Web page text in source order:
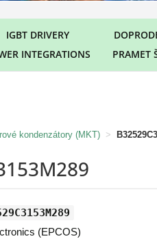
IGBT DRIVERY
INTEGRATIONS
PRAMET
kondenzátory (MKT) >
(EPCOS)